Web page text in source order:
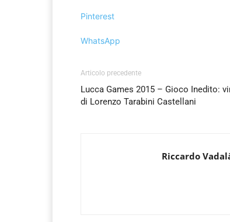
Pinterest
WhatsApp
Articolo precedente
Lucca Games 2015 – Gioco Inedito:
di Lorenzo Tarabini Castellani
Riccardo